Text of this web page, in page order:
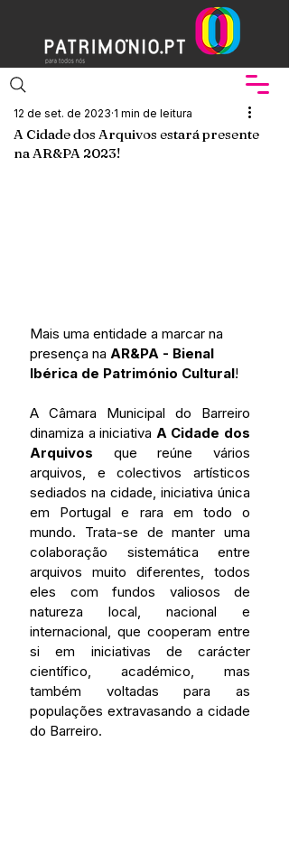
A Cidade dos Arquivos estará presente
na AR&PA 2023!
12 de set. de 2023 1 min de leitura
Mais uma entidade a marcar na
presença na AR&PA - Bienal
Ibérica de Património Cultural!
A Câmara Municipal do Barreiro
dinamiza a iniciativa A Cidade dos
Arquivos que reúne vários
arquivos, e colectivos artísticos
sediados na cidade, iniciativa única
em Portugal e rara em todo o
mundo. Trata-se de manter uma
colaboração sistemática entre
arquivos muito diferentes, todos
eles com fundos valiosos de
natureza local, nacional e
internacional, que cooperam entre
si em iniciativas de carácter
científico, académico, mas
também voltadas para as
populações extravasando a cidade
do Barreiro.